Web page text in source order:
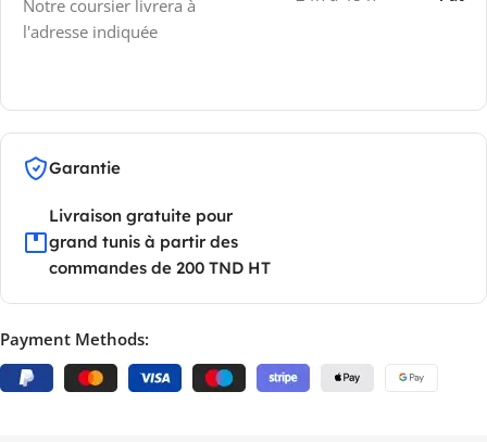
Notre coursier livrera à
l'adresse indiquée
Garantie
Livraison gratuite pour
grand tunis à partir des
commandes de 200 TND HT
Payment Methods: